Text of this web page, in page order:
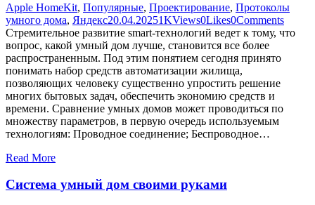
Apple HomeKit, Популярные, Проектирование, Протоколы
умного дома, Яндекс20.04.20251KViews0Likes0Comments
Стремительное развитие smart-технологий ведет к тому, что
вопрос, какой умный дом лучше, становится все более
распространенным. Под этим понятием сегодня принято
понимать набор средств автоматизации жилища,
позволяющих человеку существенно упростить решение
многих бытовых задач, обеспечить экономию средств и
времени. Сравнение умных домов может проводиться по
множеству параметров, в первую очередь используемым
технологиям: Проводное соединение; Беспроводное…
Read More
Система умный дом своими руками